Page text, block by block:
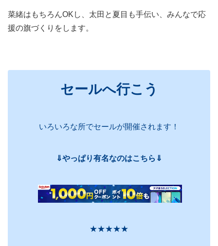
菜緒はもちろんOKし、太田と夏目も手伝い、みんなで応
援の旗づくりをします。
セールへ行こう
いろいろな所でセールが開催されます！
⇓やっぱり有名なのはこちら⇓
★★★★★